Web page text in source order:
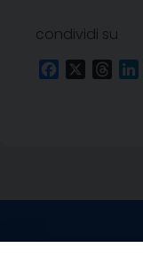
condividi su
Facebook